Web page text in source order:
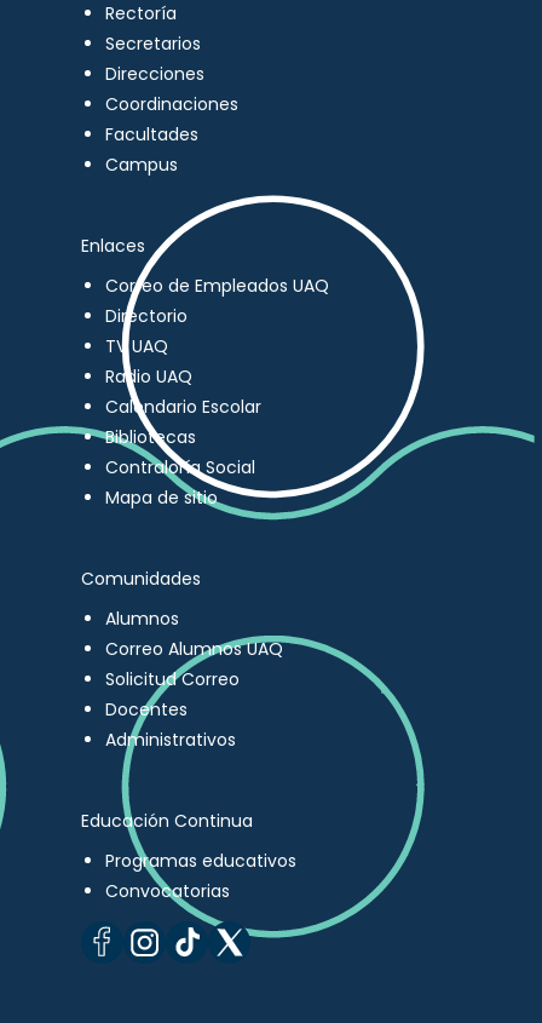
Rectoría
Secretarios
Direcciones
Coordinaciones
Facultades
Campus
Enlaces
Correo de Empleados UAQ
Directorio
TV UAQ
Radio UAQ
Calendario Escolar
Bibliotecas
Contraloría Social
Mapa de sitio
Comunidades
Alumnos
Correo Alumnos UAQ
Solicitud Correo
Docentes
Administrativos
Educación Continua
Programas educativos
Convocatorias